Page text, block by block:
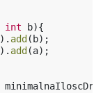
int b){
). add ( b);
). add (a);